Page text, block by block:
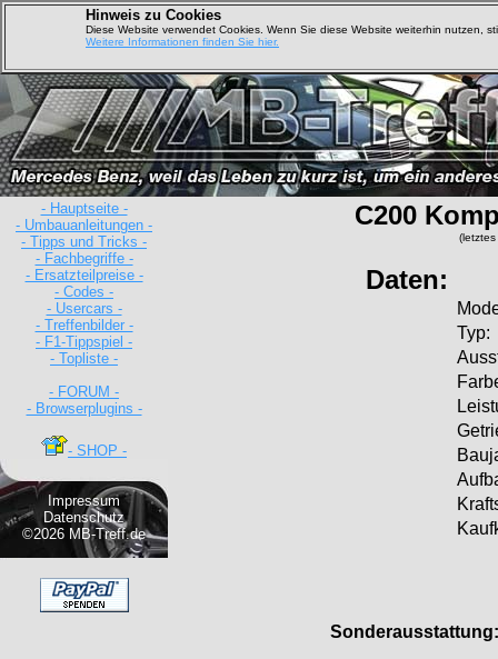
Hinweis zu Cookies
Diese Website verwendet Cookies. Wenn Sie diese Website weiterhin nutzen,
Weitere Informationen finden Sie hier.
- Hauptseite -
- Umbauanleitungen -
- Tipps und Tricks -
- Fachbegriffe -
- Ersatzteilpreise -
- Codes -
- Usercars -
- Treffenbilder -
- F1-Tippspiel -
- Topliste -
- FORUM -
- Browserplugins -
- SHOP -
Impressum
Datenschutz
©2026 MB-Treff.de
C200
Daten:
Typ:
Sonderausstattung: